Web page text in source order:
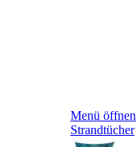
Menü öffnen
Strandtücher